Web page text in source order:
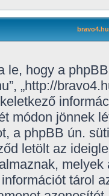
hogy a
„http://
módon jönnek
a phpBB ún.
letölt az
tárol